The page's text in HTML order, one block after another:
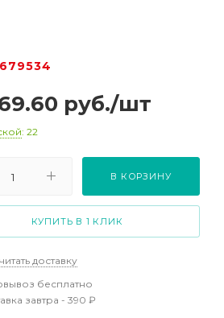
руб./шт
: 22
В КОРЗИНУ
КУПИТЬ В 1 КЛИК
доставку
бесплатно
завтра - 390 ₽